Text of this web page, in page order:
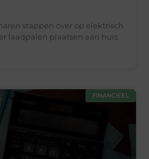
stappen over op elektrisch
laadpalen plaatsen aan huis.
FINANCIEEL